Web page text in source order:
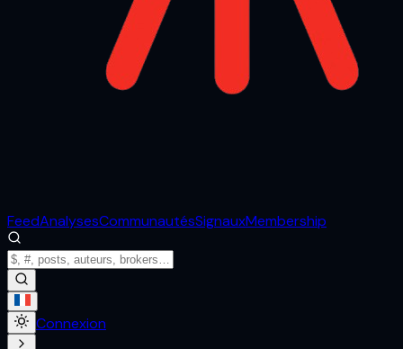
FeedAnalysesCommunautésSignauxMembership
Connexion